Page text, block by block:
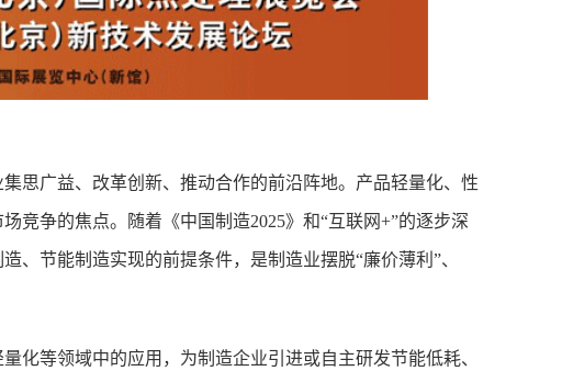
思广益、改革创新、推动合作的前沿阵地。产品轻量化、性
竞争的焦点。随着《中国制造2025》和“互联网+”的逐步深
、节能制造实现的前提条件，是制造业摆脱“廉价薄利”、
化等领域中的应用，为制造企业引进或自主研发节能低耗、